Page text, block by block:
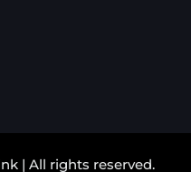
| All rights reserved.